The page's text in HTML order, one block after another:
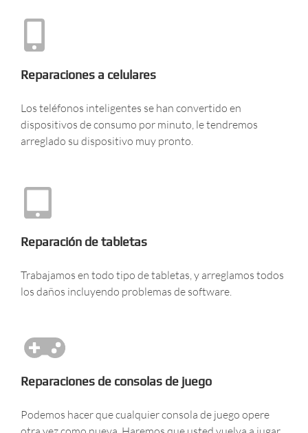
Reparaciones a celulares
Los teléfonos inteligentes se han convertido en
dispositivos de consumo por minuto, le tendremos
arreglado su dispositivo muy pronto.
Reparación de tabletas
Trabajamos en todo tipo de tabletas, y arreglamos todos
los daños incluyendo problemas de software.
Reparaciones de consolas de juego
Podemos hacer que cualquier consola de juego opere